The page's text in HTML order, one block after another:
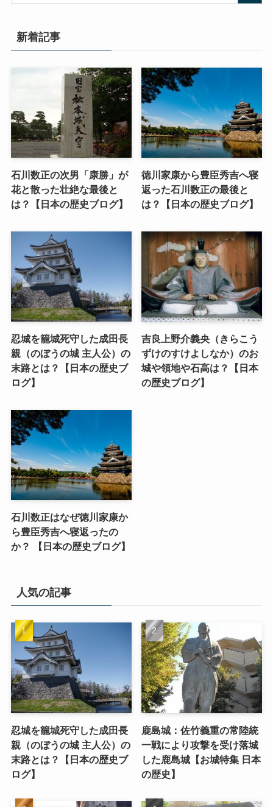
新着記事
石川数正の次男「康勝」が
花と散った壮絶な最後と
は？【日本の歴史ブログ】
徳川家康から豊臣秀吉へ寝
返った石川数正の最後と
は？【日本の歴史ブログ】
忍城を籠城死守した成田長
親（のぼうの城 主人公）の
末路とは？【日本の歴史ブ
ログ】
吉良上野介義央（きらこう
ずけのすけよしなか）のお
城や領地や石高は？【日本
の歴史ブログ】
石川数正はなぜ徳川家康か
ら豊臣秀吉へ寝返ったの
か？ 【日本の歴史ブログ】
人気の記事
忍城を籠城死守した成田長
親（のぼうの城 主人公）の
末路とは？【日本の歴史ブ
ログ】
鹿島城：佐竹義重の常陸統
一戦により攻撃を受け落城
した鹿島城【お城特集 日本
の歴史】